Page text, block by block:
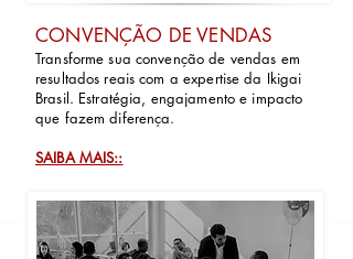
CONVENÇÃO DE VENDAS
Transforme sua convenção de vendas em
resultados reais com a expertise da Ikigai
Brasil. Estratégia, engajamento e impacto
que fazem diferença.
SAIBA MAIS::